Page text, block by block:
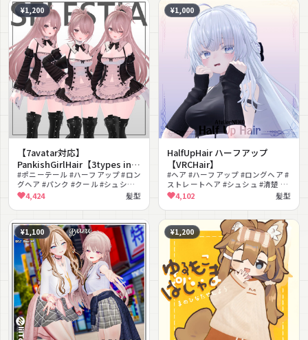
¥1,200
【7avatar対応】
PankishGirlHair【3types in 1
hair】
#ポニーテール #ハーフアップ #ロン
グヘア #パンク #クール #シュシュ #
改変向け #対応外調整可 #VRChat
4,424 髪型
¥1,000
HalfUpHair ハーフアップ
【VRCHair】
#ヘア #ハーフアップ #ロングヘア #
ストレートヘア #シュシュ #清楚 #
髪型4,102 髪型
¥1,100 ¥1,200